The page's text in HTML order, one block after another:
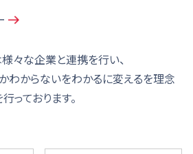
々な企業と連携を行い、
わからないをわかるに変えるを理念
っております。